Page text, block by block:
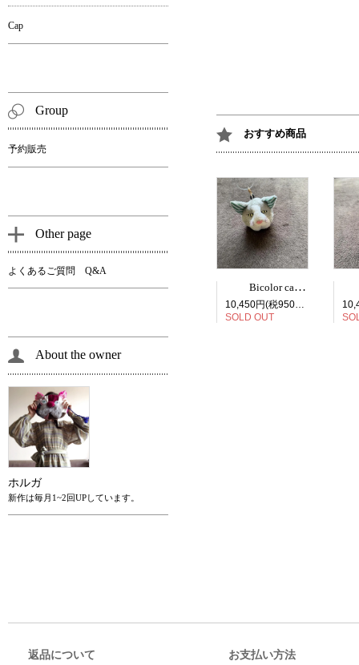
おすすめ商品
Bicolor cat face bag charm
10,450円(税950円)
SOLD OUT
Cap
Group
予約販売
Other page
よくあるご質問 Q&A
About the owner
ホルガ
新作は毎月1~2回UPしています。
返品について お支払い方法